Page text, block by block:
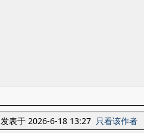
发表于 2026-6-18 13:27 只看该作者